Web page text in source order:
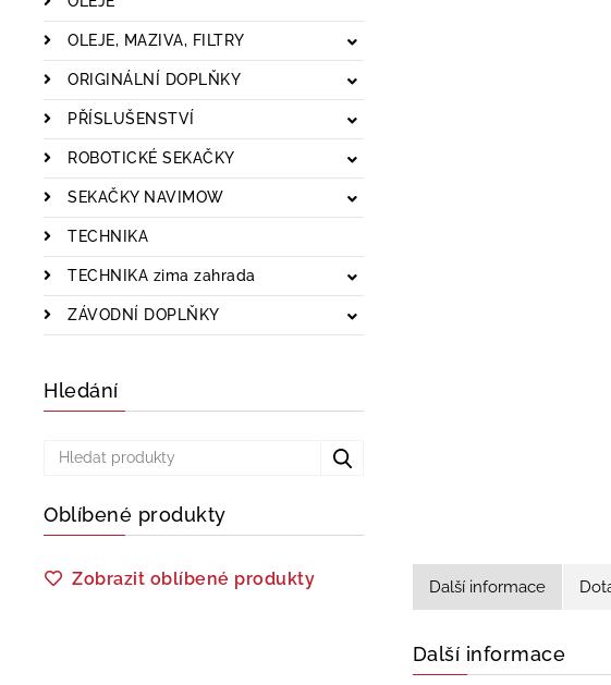
OLEJE, MAZIVA, FILTRY
ORIGINÁLNÍ DOPLŇKY
PŘÍSLUŠENSTVÍ
ROBOTICKÉ SEKAČKY
SEKAČKY NAVIMOW
TECHNIKA
TECHNIKA zima zahrada
ZÁVODNÍ DOPLŇKY
Hledání
Oblíbené produkty
Zobrazit oblíbené produkty Další informace
Další informace